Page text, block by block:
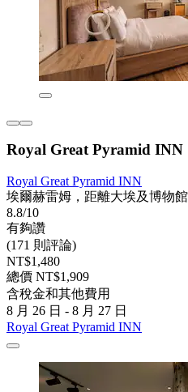
Royal Great Pyramid INN
Royal Great Pyramid INN
埃爾赫雷姆，距離大埃及博物館
8.8/10
有夠讚
(171 則評論)
NT$1,480
總價 NT$1,909
含稅金和其他費用
8 月 26 日 - 8 月 27 日
Royal Great Pyramid INN